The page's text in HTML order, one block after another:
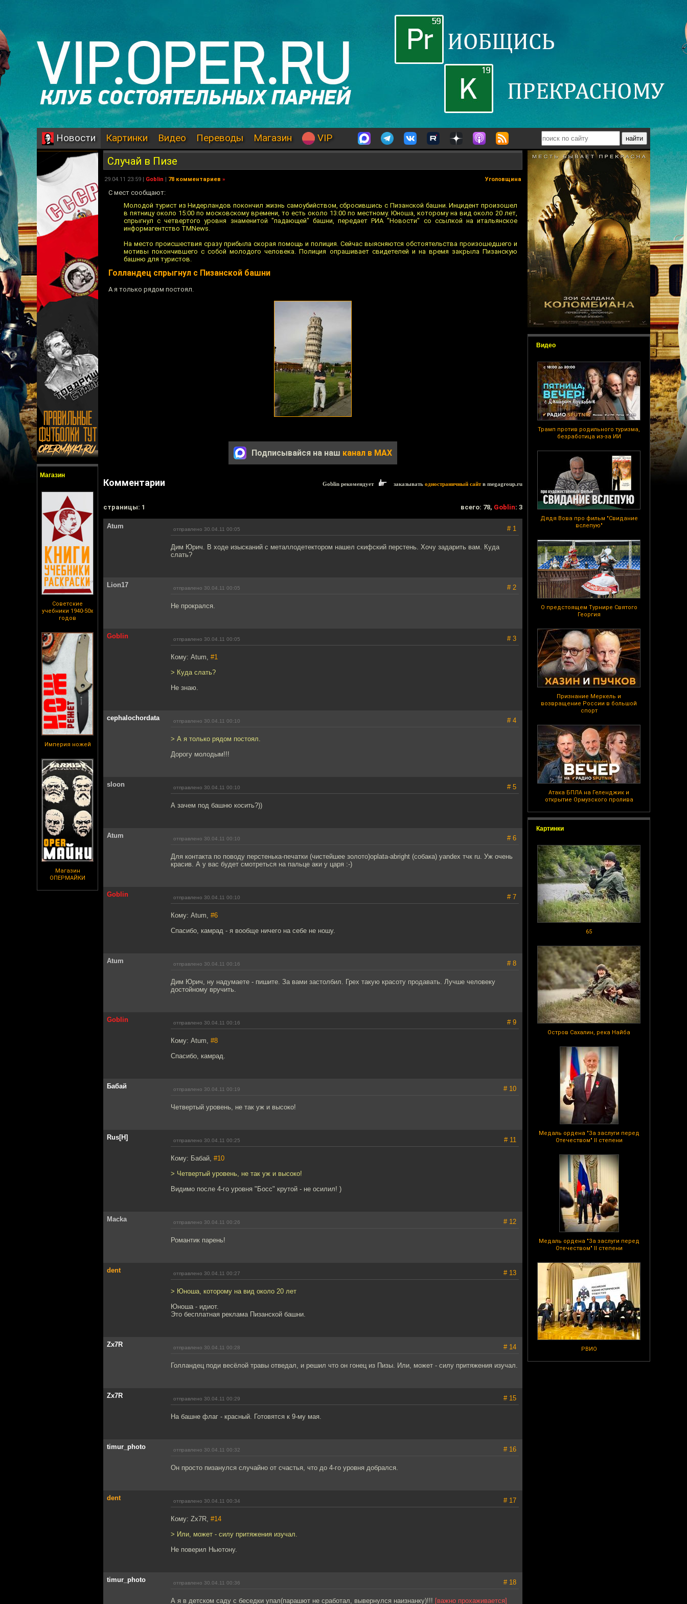
Новости Картинки Видео Переводы Магазин VIP
Магазин
Советские
учебники 1940-50х
годов
Империя ножей
Магазин
ОПЕРМАЙКИ
Видео
Трамп против родильного туризма,
безработица из-за ИИ
Дядя Вова про фильм "Свидание
вслепую"
О предстоящем Турнире Святого
Георгия
Признание Меркель и
возвращение России в большой
спорт
Атака БПЛА на Геленджик и
открытие Ормузского пролива
Картинки
65
Остров Сахалин, река Найба
Медаль ордена "За заслуги перед
Отечеством" II степени
Медаль ордена "За заслуги перед
Отечеством" II степени
РВИО
Случай в Пизе
29.04.11 23:59 | Goblin | 78 комментариев » Уголовщина
С мест сообщают:
Молодой турист из Нидерландов покончил жизнь самоубийством, сбросившись с Пизанской башни. Инцидент произошел
в пятницу около 15:00 по московскому времени, то есть около 13:00 по местному. Юноша, которому на вид около 20 лет,
спрыгнул с четвертого уровня знаменитой "падающей" башни, передает РИА "Новости" со ссылкой на итальянское
информагентство TMNews.
На место происшествия сразу прибыла скорая помощь и полиция. Сейчас выясняются обстоятельства произошедшего и
мотивы покончившего с собой молодого человека. Полиция опрашивает свидетелей и на время закрыла Пизанскую
башню для туристов.
Голландец спрыгнул с Пизанской башни
А я только рядом постоял.
Подписывайся на наш канал в MAX
Комментарии Goblin рекомендует заказывать одностраничный сайтв megagroup.ru
cтраницы: 1 всего: 78, Goblin: 3
Atum отправлено 30.04.11 00:05 # 1
Дим Юрич. В ходе изысканий с металлодетектором нашел скифский перстень. Хочу задарить вам. Куда
слать?
Lion17 отправлено 30.04.11 00:05 # 2
Не прокрался.
Goblin отправлено 30.04.11 00:05 # 3
Кому: Atum, #1
> Куда слать?
Не знаю.
cephalochordata отправлено 30.04.11 00:10 # 4
> А я только рядом постоял.
Дорогу молодым!!!
sloon отправлено 30.04.11 00:10 # 5
А зачем под башню косить?))
Atum отправлено 30.04.11 00:10 # 6
Для контакта по поводу перстенька-печатки (чистейшее золото)oplata-abright (собака) yandex тчк ru. Уж очень
красив. А у вас будет смотреться на пальце аки у царя :-)
Goblin отправлено 30.04.11 00:10 # 7
Кому: Atum, #6
Спасибо, камрад - я вообще ничего на себе не ношу.
Atum отправлено 30.04.11 00:16 # 8
Дим Юрич, ну надумаете - пишите. За вами застолбил. Грех такую красоту продавать. Лучше человеку
достойному вручить.
Goblin отправлено 30.04.11 00:16 # 9
Кому: Atum, #8
Спасибо, камрад.
Бабай отправлено 30.04.11 00:19 # 10
Четвертый уровень, не так уж и высоко!
Rus[H] отправлено 30.04.11 00:25 # 11
Кому: Бабай, #10
> Четвертый уровень, не так уж и высоко!
Видимо после 4-го уровня "Босс" крутой - не осилил! )
Macka отправлено 30.04.11 00:26 # 12
Романтик парень!
dent отправлено 30.04.11 00:27 # 13
> Юноша, которому на вид около 20 лет
Юноша - идиот.
Это бесплатная реклама Пизанской башни.
Zx7R отправлено 30.04.11 00:28 # 14
Голландец поди весёлой травы отведал, и решил что он гонец из Пизы. Или, может - силу притяжения изучал.
Zx7R отправлено 30.04.11 00:29 # 15
На башне флаг - красный. Готовятся к 9-му мая.
timur_photo отправлено 30.04.11 00:32 # 16
Он просто пизанулся случайно от счастья, что до 4-го уровня добрался.
dent отправлено 30.04.11 00:34 # 17
Кому: Zx7R, #14
> Или, может - силу притяжения изучал.
Не поверил Ньютону.
timur_photo отправлено 30.04.11 00:36 # 18
А я в детском саду с беседки упал(парашют не сработал, вывернулся наизнанку)!!! [важно прохаживается]